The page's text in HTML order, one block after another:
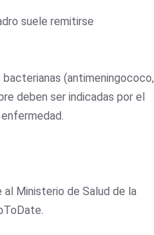
suele remitirse
(antimeningococo,
deben ser indicadas por el
Ministerio de Salud de la